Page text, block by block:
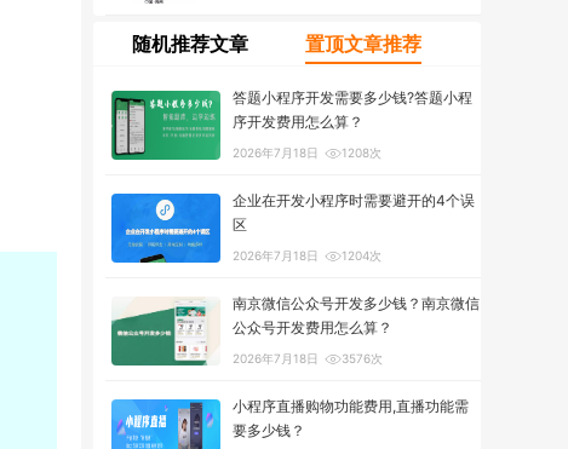
随机推荐文章 置顶文章推荐
答题小程序开发需要多少钱?答题小程
序开发费用怎么算？
2026年7月18日 1208次
企业在开发小程序时需要避开的4个误
区
2026年7月18日 1204次
南京微信公众号开发多少钱？南京微信
公众号开发费用怎么算？
2026年7月18日 3576次
小程序直播购物功能费用,直播功能需
要多少钱？